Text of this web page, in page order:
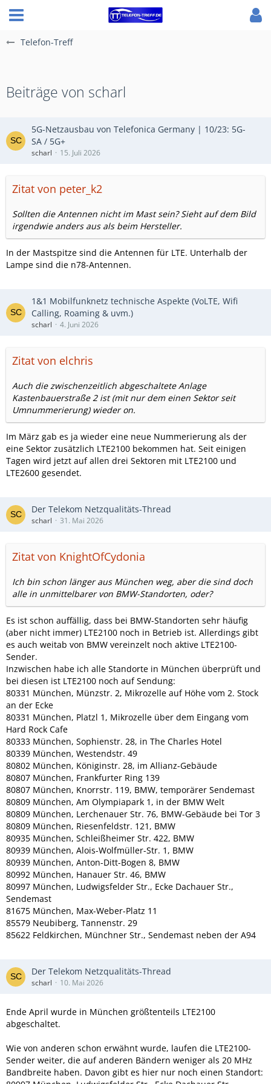
Telefon-Treff
Beiträge von scharl
5G-Netzausbau von Telefonica Germany | 10/23: 5G-
SA / 5G+
scharl 15. Juli 2026
Zitat von peter_k2
Sollten die Antennen nicht im Mast sein? Sieht auf dem Bild
irgendwie anders aus als beim Hersteller.
In der Mastspitze sind die Antennen für LTE. Unterhalb der
Lampe sind die n78-Antennen.
1&1 Mobilfunknetz technische Aspekte (VoLTE, Wifi
Calling, Roaming & uvm.)
scharl 4. Juni 2026
Zitat von elchris
Auch die zwischenzeitlich abgeschaltete Anlage
Kastenbauerstraße 2 ist (mit nur dem einen Sektor seit
Umnummerierung) wieder on.
Im März gab es ja wieder eine neue Nummerierung als der
eine Sektor zusätzlich LTE2100 bekommen hat. Seit einigen
Tagen wird jetzt auf allen drei Sektoren mit LTE2100 und
LTE2600 gesendet.
Der Telekom Netzqualitäts-Thread
scharl 31. Mai 2026
Zitat von KnightOfCydonia
Ich bin schon länger aus München weg, aber die sind doch
alle in unmittelbarer von BMW-Standorten, oder?
Es ist schon auffällig, dass bei BMW-Standorten sehr häufig
(aber nicht immer) LTE2100 noch in Betrieb ist. Allerdings gibt
es auch weitab von BMW vereinzelt noch aktive LTE2100-
Sender.
Inzwischen habe ich alle Standorte in München überprüft und
bei diesen ist LTE2100 noch auf Sendung:
80331 München, Münzstr. 2, Mikrozelle auf Höhe vom 2. Stock
an der Ecke
80331 München, Platzl 1, Mikrozelle über dem Eingang vom
Hard Rock Cafe
80333 München, Sophienstr. 28, in The Charles Hotel
80339 München, Westendstr. 49
80802 München, Königinstr. 28, im Allianz-Gebäude
80807 München, Frankfurter Ring 139
80807 München, Knorrstr. 119, BMW, temporärer Sendemast
80809 München, Am Olympiapark 1, in der BMW Welt
80809 München, Lerchenauer Str. 76, BMW-Gebäude bei Tor 3
80809 München, Riesenfeldstr. 121, BMW
80935 München, Schleißheimer Str. 422, BMW
80939 München, Alois-Wolfmüller-Str. 1, BMW
80939 München, Anton-Ditt-Bogen 8, BMW
80992 München, Hanauer Str. 46, BMW
80997 München, Ludwigsfelder Str., Ecke Dachauer Str.,
Sendemast
81675 München, Max-Weber-Platz 11
85579 Neubiberg, Tannenstr. 29
85622 Feldkirchen, Münchner Str., Sendemast neben der A94
Der Telekom Netzqualitäts-Thread
scharl 10. Mai 2026
Ende April wurde in München größtenteils LTE2100
abgeschaltet.
Wie von anderen schon erwähnt wurde, laufen die LTE2100-
Sender weiter, die auf anderen Bändern weniger als 20 MHz
Bandbreite haben. Davon gibt es hier nur noch einen Standort: